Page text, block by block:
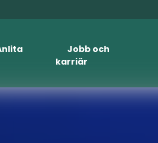
Jobb och
karriär